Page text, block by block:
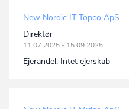
New Nordic IT Topco ApS
Direktør
11.07.2025 - 15.09.2025
Ejerandel: Intet ejerskab